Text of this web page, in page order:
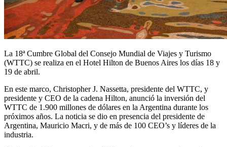
La 18ª Cumbre Global del Consejo Mundial de Viajes y Turismo
(WTTC) se realiza en el Hotel Hilton de Buenos Aires los días 18 y
19 de abril.
En este marco, Christopher J. Nassetta, presidente del WTTC, y
presidente y CEO de la cadena Hilton, anunció la inversión del
WTTC de 1.900 millones de dólares en la Argentina durante los
próximos años. La noticia se dio en presencia del presidente de
Argentina, Mauricio Macri, y de más de 100 CEO’s y líderes de la
industria.